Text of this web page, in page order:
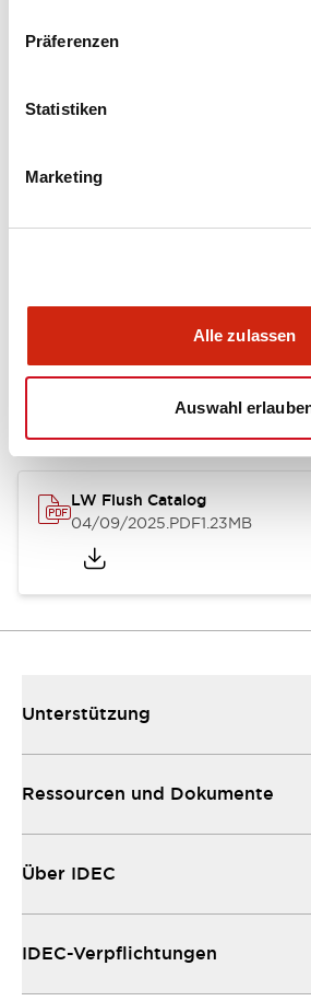
Präferenzen
Statistiken
Marketing
Alle zulassen
Auswahl
portion)
Dokumente und Dateien
Kataloge & Broschüren
LW Flush Catalog
04/09/2025.PDF1.23MB
Unterstützung
Ressourcen und Dokumente
Über IDEC
IDEC-Verpflichtungen